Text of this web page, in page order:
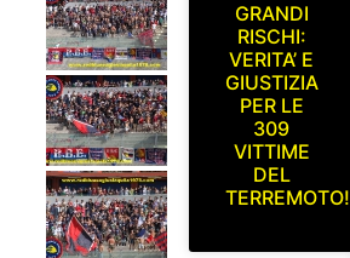
GRANDI
RISCHI:
VERITA’ E
GIUSTIZIA
PER LE
309
VITTIME
DEL
TERREMOTO!